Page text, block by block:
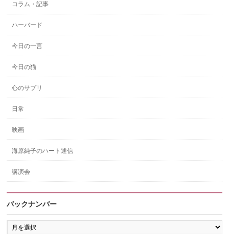
コラム・記事
ハーバード
今日の一言
今日の猫
心のサプリ
日常
映画
海原純子のハート通信
講演会
バックナンバー
バ
ッ